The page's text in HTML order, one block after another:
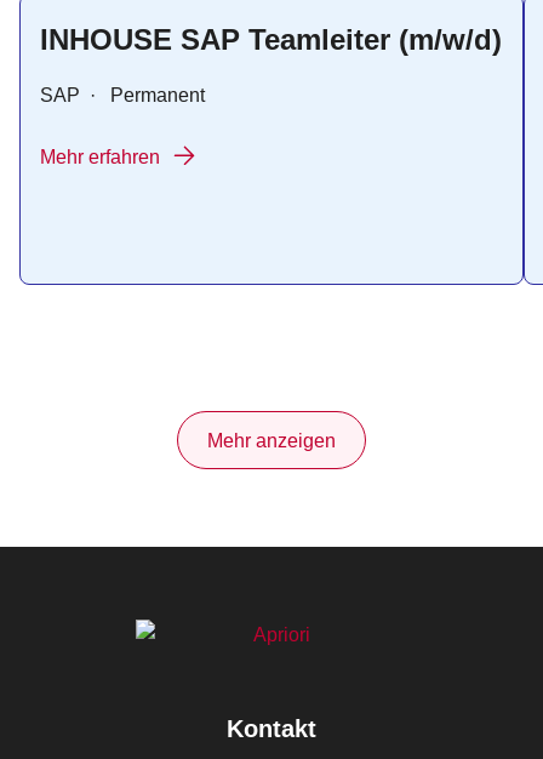
INHOUSE SAP Teamleiter (m/w/d)
SAP · Permanent
Mehr erfahren
Mehr anzeigen
Kontakt